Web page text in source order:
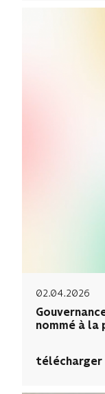
02.04.2026
nommé à la
télécharger